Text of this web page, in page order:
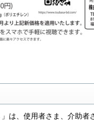
は、使用者さま、介助者